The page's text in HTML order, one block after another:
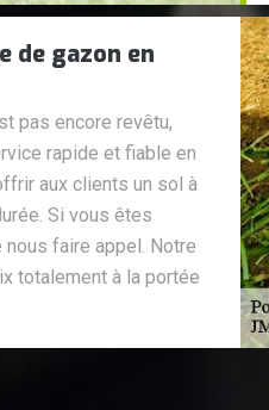
de gazon en
pas encore revêtu,
rapide et fiable en
aux clients un sol à
Si vous êtes
faire appel. Notre
totalement à la portée